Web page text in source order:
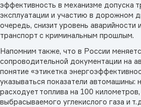
эффективность в механизме допуска
эксплуатации и участию в дорожном
очередь, снизит уровень аварийности
транспорт с криминальным прошлым.
Напомним также, что в России
сопроводительной документации на
понятие «этикетка
указываться показатели автомашины:
расходует топлива на 100
выбрасываемого углекислого газа и